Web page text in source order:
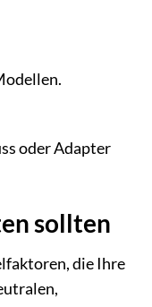
oder Adapter
sollten
die Ihre